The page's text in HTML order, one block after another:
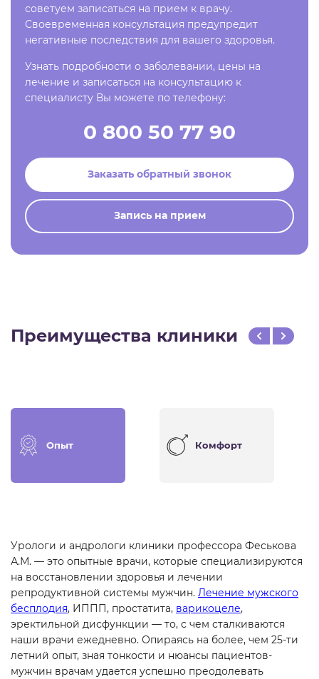
советуем записаться на прием к врачу.
Своевременная консультация предупредит
негативные последствия для вашего здоровья.
Узнать подробности о заболевании, цены на
лечение и записаться на консультацию к
специалисту Вы можете по телефону:
0 800 50 77 90
Заказать обратный звонок
Запись на прием
Преимущества клиники
Опыт Комфорт
Урологи и андрологи клиники профессора Феськова
А.М. — это опытные врачи, которые специализируются
на восстановлении здоровья и лечении
репродуктивной системы мужчин. Лечение мужского
бесплодия, ИППП, простатита, варикоцеле,
эректильной дисфункции — то, с чем сталкиваются
наши врачи ежедневно. Опираясь на более, чем 25-ти
летний опыт, зная тонкости и нюансы пациентов-
мужчин врачам удается успешно преодолевать